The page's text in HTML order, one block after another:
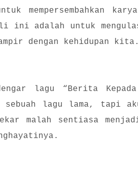
mempersembahkan
ini adalah untuk
dengan kehidupan kita.
lagu “Berita
sebuah lagu lama, tapi
malah sentiasa